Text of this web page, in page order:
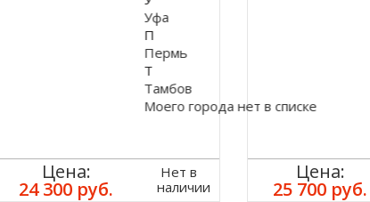
Цена:
24 300 руб.
Нет в
наличии
Цена:
25 700 руб.
Уфа
П
Пермь
Т
Тамбов
Моего города нет в списке